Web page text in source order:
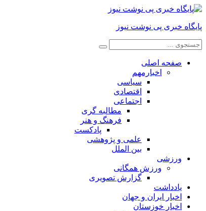
پایگاه خبری پی نوشت نیوز
صفحه اصلی
اخبارمهم
سیاسی
اقتصادی
اجتماعی
مطالبه گری
فرهنگ و هنر
پادکست
علمی و پژوهشی
بین الملل
ورزشی
ورزش همگانی
گزارش تصویری
یادداشت
اخبار ایران و جهان
اخبار خوزستان